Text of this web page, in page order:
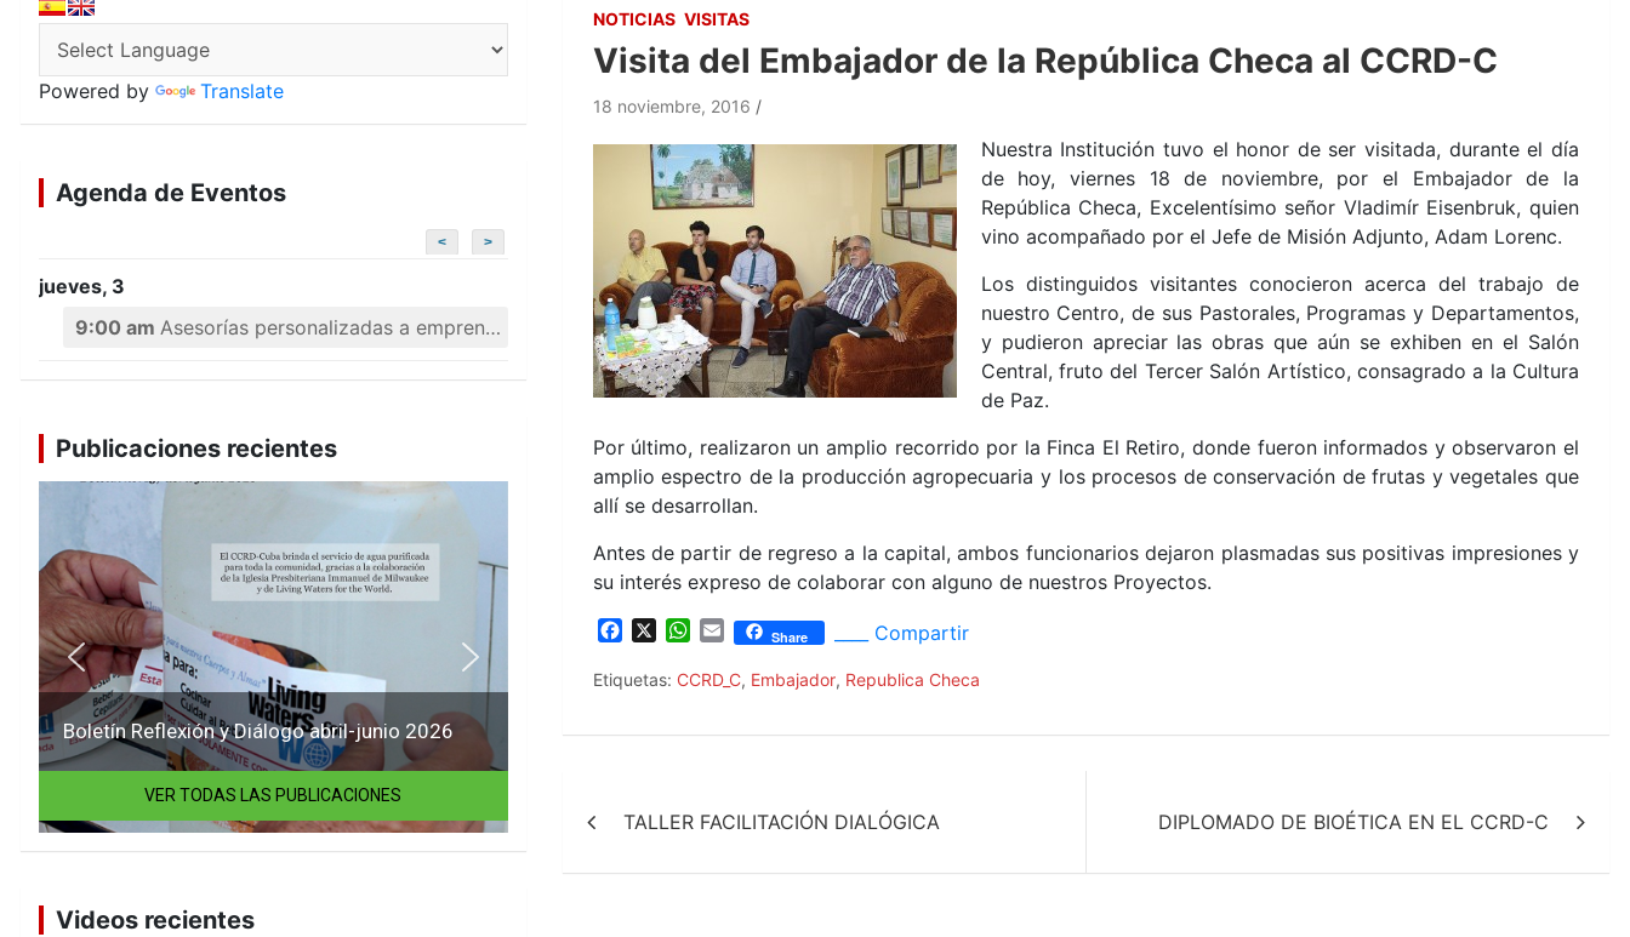
NOTICIAS VISITAS
Visita del Embajador de la República Checa al CCRD-C
18 noviembre, 2016
Nuestra Institución tuvo el honor de ser visitada, durante el día
de hoy, viernes 18 de noviembre, por el Embajador de la
República Checa, Excelentísimo señor Vladimír Eisenbruk, quien
vino acompañado por el Jefe de Misión Adjunto, Adam Lorenc.
Los distinguidos visitantes conocieron acerca del trabajo de
nuestro Centro, de sus Pastorales, Programas y Departamentos,
y pudieron apreciar las obras que aún se exhiben en el Salón
Central, fruto del Tercer Salón Artístico, consagrado a la Cultura
de Paz.
Por último, realizaron un amplio recorrido por la Finca El Retiro, donde fueron informados y observaron el
amplio espectro de la producción agropecuaria y los procesos de conservación de frutas y vegetales que
allí se desarrollan.
Antes de partir de regreso a la capital, ambos funcionarios dejaron plasmadas sus positivas impresiones y
su interés expreso de colaborar con alguno de nuestros Proyectos.
c
W
a
E
a
Share ____ Compartir
Etiquetas: CCRD_C, Embajador, Republica Checa
de
entradas
TALLER FACILITACIÓN DIALÓGICA DIPLOMADO DE BIOÉTICA EN EL CCRD-C
Powered by Translate
Agenda de Eventos
< >
jueves, 3
9:00 am Asesorías personalizadas a emprendedores
Publicaciones recientes
Boletín Reflexión y Diálogo abril-junio 2026
VER TODAS LAS PUBLICACIONES
Videos recientes